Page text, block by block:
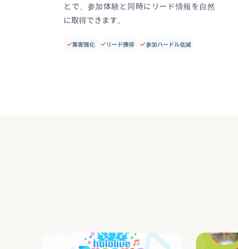
とで、参加体験と同時にリード情報を自然
に取得できます。
集客強化 リード獲得 参加ハードル低減